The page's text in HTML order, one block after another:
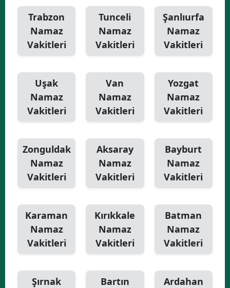
Trabzon
Namaz
Vakitleri
Tunceli
Namaz
Vakitleri
Şanlıurfa
Namaz
Vakitleri
Uşak
Namaz
Vakitleri
Van
Namaz
Vakitleri
Yozgat
Namaz
Vakitleri
Zonguldak
Namaz
Vakitleri
Aksaray
Namaz
Vakitleri
Bayburt
Namaz
Vakitleri
Karaman
Namaz
Vakitleri
Kırıkkale
Namaz
Vakitleri
Batman
Namaz
Vakitleri
Şırnak
Bartın
Ardahan